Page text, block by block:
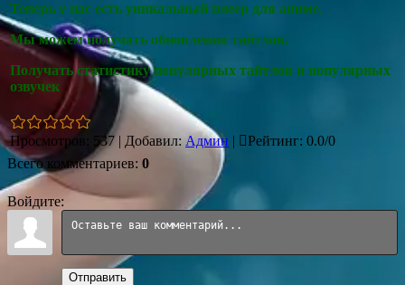
Теперь у нас есть уникальный плеер для аниме.
Мы можем получать обновления тайтлов.
Получать статистику популярных тайтлов и популярных
озвучек
Просмотров 537| Добавил: Админ | Рейтинг: 0.0/0
Всего комментариев: 0
Войдите:
Отправить